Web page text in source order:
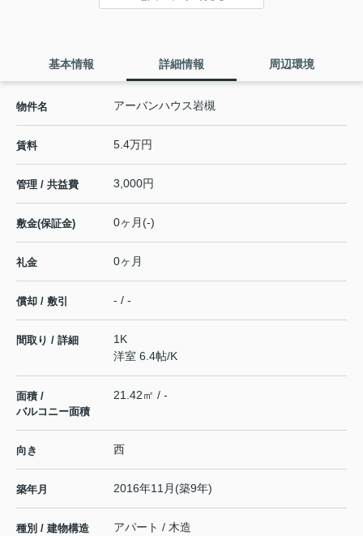
基本情報 詳細情報 周辺環境
物件名 アーバンハウス岩槻
賃料 5.4万円
管理 / 共益費 3,000円
敷金(保証金) 0ヶ月(-)
礼金 0ヶ月
償却 / 敷引 - / -
間取り / 詳細
1K
洋室 6.4帖/K
面積 /
バルコニー面積
21.42㎡ / -
向き 西
築年月 2016年11月(築9年)
種別 / 建物構造 アパート / 木造